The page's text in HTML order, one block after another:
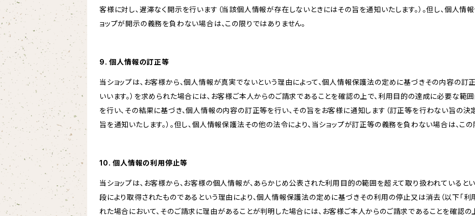
客様に対し、遅滞なく開示を行います（当該個人情報が存在しないときにはその旨を通知いたします。）。但し、個人情
ョップが開示の義務を負わない場合は、この限りではありません。
9. 個人情報の訂正等
当ショップは、お客様から、個人情報が真実でないという理由によって、個人情報保護法の定めに基づきその内容の訂正
いいます。）を求められた場合には、お客様ご本人からのご請求であることを確認の上で、利用目的の達成に必要な範
を行い、その結果に基づき、個人情報の内容の訂正等を行い、その旨をお客様に通知します（訂正等を行わない旨の決
旨を通知いたします。）。但し、個人情報保護法その他の法令により、当ショップが訂正等の義務を負わない場合は、この
10. 個人情報の利用停止等
当ショップは、お客様から、お客様の個人情報が、あらかじめ公表された利用目的の範囲を超えて取り扱われている
段により取得されたものであるという理由により、個人情報保護法の定めに基づきその利用の停止又は消去（以下「利用
れた場合において、そのご請求に理由があることが判明した場合には、お客様ご本人からのご請求であることを確認